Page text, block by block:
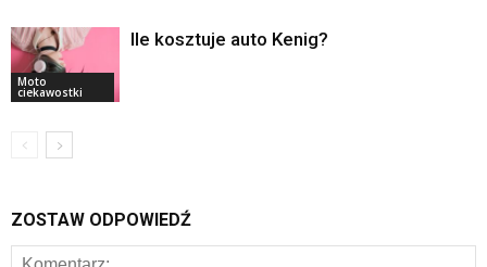
Moto
ciekawostki
Ile kosztuje auto Kenig?
ZOSTAW ODPOWIEDŹ